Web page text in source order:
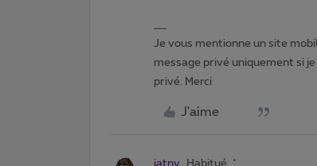
Je vous mentionne un site
message privé uniquement si
privé. Merci
J'aime
iatny Habitué